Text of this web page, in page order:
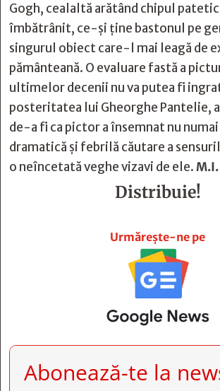
Gogh, cealaltă arătând chipul
îmbătrânit, ce-şi ţine bastonul pe
singurul obiect care-l mai leagă de
pământeană. O evaluare fastă a
ultimelor decenii nu va putea fi
posteritatea lui Gheorghe Pantelie,
de-a fi ca pictor a însemnat nu
dramatică şi febrilă căutare a
o neîncetată veghe vizavi de ele.M.I.
Distribuie!
Urmărește-ne pe
Abonează-te la